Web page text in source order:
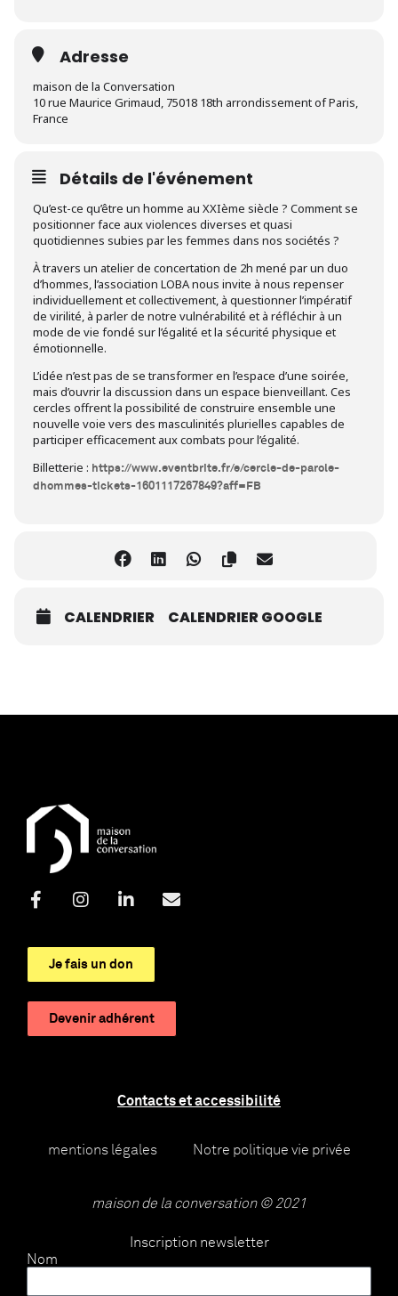
Adresse
maison de la Conversation
10 rue Maurice Grimaud, 75018 18th arrondissement of Paris,
France
Détails de l'événement
Qu’est-ce qu’être un homme au XXIème siècle ? Comment se
positionner face aux violences diverses et quasi
quotidiennes subies par les femmes dans nos sociétés ?
À travers un atelier de concertation de 2h mené par un duo
d’hommes, l’association LOBA nous invite à nous repenser
individuellement et collectivement, à questionner l’impératif
de virilité, à parler de notre vulnérabilité et à réfléchir à un
mode de vie fondé sur l’égalité et la sécurité physique et
émotionnelle.
L’idée n’est pas de se transformer en l’espace d’une soirée,
mais d’ouvrir la discussion dans un espace bienveillant. Ces
cercles offrent la possibilité de construire ensemble une
nouvelle voie vers des masculinités plurielles capables de
participer efficacement aux combats pour l’égalité.
Billetterie : https://www.eventbrite.fr/e/cercle-de-parole-
dhommes-tickets-1601117267849?aff=FB
CALENDRIER CALENDRIER GOOGLE
Je fais un don
Devenir adhérent
Contacts et accessibilité
mentions légales Notre politique vie privée
maison de la conversation © 2021
Inscription newsletter
Nom